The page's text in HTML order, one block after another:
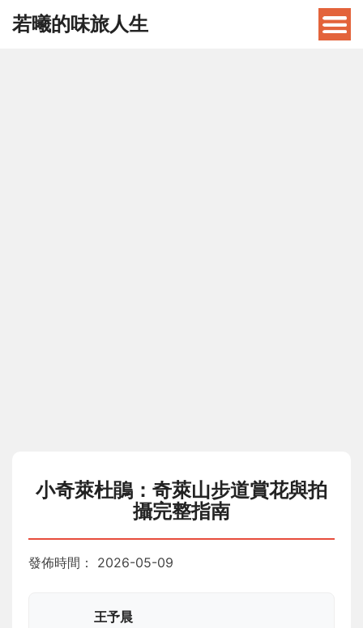
若曦的味旅人生
小奇萊杜鵑：奇萊山步道賞花與拍
攝完整指南
發佈時間： 2026-05-09
王予晨